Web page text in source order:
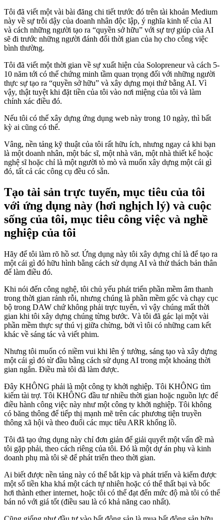
Tôi đã viết một vài bài đăng chi tiết trước đó trên tài khoản Medium
này về sự trỗi dậy của doanh nhân độc lập, ý nghĩa kinh tế của AI
và cách những người tạo ra “quyền sở hữu” với sự trợ giúp của AI
sẽ đi trước những người đánh đổi thời gian của họ cho công việc
bình thường.
Tôi đã viết một thời gian về sự xuất hiện của Solopreneur và cách 5-
10 năm tới có thể chứng minh tầm quan trọng đối với những người
thực sự tạo ra “quyền sở hữu” và xây dựng mọi thứ bằng AI. Vì
vậy, thật tuyệt khi đặt tiền của tôi vào nơi miệng của tôi và làm
chính xác điều đó.
Nếu tôi có thể xây dựng ứng dụng web này trong 10 ngày, thì bất
kỳ ai cũng có thể.
Vâng, nền tảng kỹ thuật của tôi rất hữu ích, nhưng ngay cả khi bạn
là một doanh nhân, một bác sĩ, một nhà văn, một nhà thiết kế hoặc
nghệ sĩ hoặc chỉ là một người tò mò và muốn xây dựng một cái gì
đó, tất cả các công cụ đều có sẵn.
Tạo tài sản trực tuyến, mục tiêu của tôi
với ứng dụng này (hơi nghịch lý) và cuộc
sống của tôi, mục tiêu công việc và nghề
nghiệp của tôi
Hãy để tôi làm rõ hồ sơ. Ứng dụng này tôi xây dựng chỉ là để tạo ra
một cái gì đó hữu hình bằng cách sử dụng AI và thử thách bản thân
để làm điều đó.
Khi nói đến công nghệ, tôi chủ yếu phát triển phần mềm âm thanh
trong thời gian rảnh rỗi, nhưng chúng là phần mềm gốc và chạy cục
bộ trong DAW chứ không phải trực tuyến, vì vậy chúng mất thời
gian khi tôi xây dựng chúng từng bước. Và tôi đã gác lại một vài
phần mềm thực sự thú vị giữa chừng, bởi vì tôi có những cam kết
khác về sáng tác và viết phim.
Nhưng tôi muốn có niềm vui khi lên ý tưởng, sáng tạo và xây dựng
một cái gì đó từ đầu bằng cách sử dụng AI trong một khoảng thời
gian ngắn. Điều mà tôi đã làm được.
Đây KHÔNG phải là một công ty khởi nghiệp. Tôi KHÔNG tìm
kiếm tài trợ. Tôi KHÔNG đầu tư nhiều thời gian hoặc nguồn lực để
điều hành công việc này như một công ty khởi nghiệp. Tôi không
có băng thông để tiếp thị mạnh mẽ trên các phương tiện truyền
thông xã hội và theo đuổi các mục tiêu ARR khổng lồ.
Tôi đã tạo ứng dụng này chỉ đơn giản để giải quyết một vấn đề mà
tôi gặp phải, theo cách riêng của tôi. Đó là một dự án phụ và kinh
doanh phụ mà tôi sẽ để phát triển theo thời gian.
Ai biết được nền tảng này có thể bắt kịp và phát triển và kiếm được
một số tiền kha khá một cách tự nhiên hoặc có thể thất bại và bốc
hơi thành ether internet, hoặc tôi có thể đạt đến mức độ mà tôi có thể
bán nó với giá tốt (điều sau là có khả năng cao nhất).